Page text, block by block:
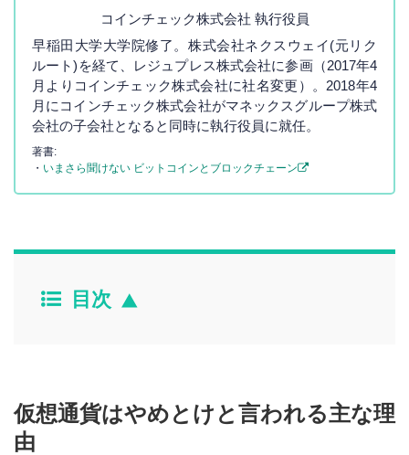
コインチェック株式会社 執行役員
早稲田大学大学院修了。株式会社ネクスウェイ(元リク
ルート)を経て、レジュプレス株式会社に参画（2017年4
月よりコインチェック株式会社に社名変更）。2018年4
月にコインチェック株式会社がマネックスグループ株式
会社の子会社となると同時に執行役員に就任。
著書:
・ いまさら聞けない ビットコインとブロックチェーン
目次
仮想通貨はやめとけと言われる主な理
由